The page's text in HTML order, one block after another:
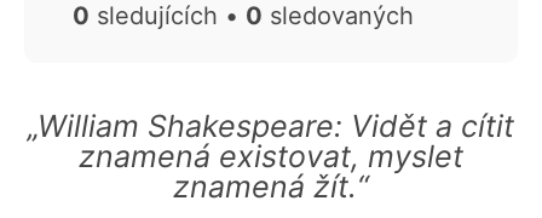
0 sledujících • 0 sledovaných
„William Shakespeare: Vidět a cítit
znamená existovat, myslet
znamená žít.“